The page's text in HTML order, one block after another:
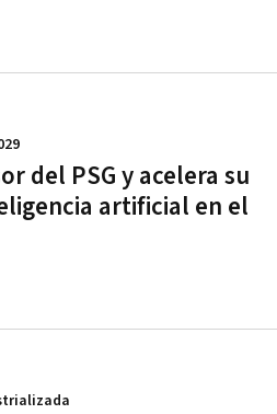
del PSG y acelera su
artificial en el